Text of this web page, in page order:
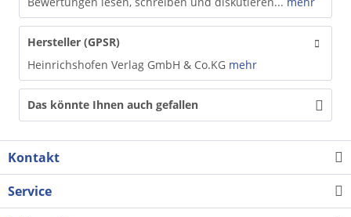
Hersteller (GPSR)
Heinrichshofen Verlag GmbH & Co.KG mehr
Das könnte Ihnen auch gefallen
Kontakt
Service